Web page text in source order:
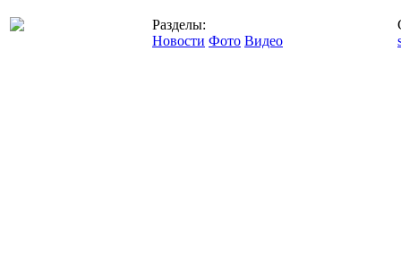
Разделы:
Новости Фото Видео